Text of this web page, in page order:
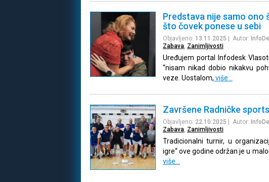
Predstava nije samo ono
što čovek ponese u sebi
Objavljeno: 13.11.2025 | Autor:
Zabava, Zanimljivosti
Uređujem portal Infodesk
“nisam nikad dobio nikakvu
veze. Uostalom, više…
Završene Radničke
Objavljeno: 22.10.2025 | Autor:
Zabava, Zanimljivosti
Tradicionalni turnir, u
igre“ ove godine održan je u
više…